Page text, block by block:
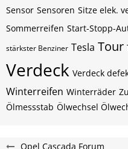
Sensor Sensoren Sitze elek.
Sommerreifen Start-Stopp-
stärkster Benziner Tesla Tour
Verdeck Verdeck
Winterreifen Winterräder
Ölmessstab Ölwechsel
Opel Cascada Forum